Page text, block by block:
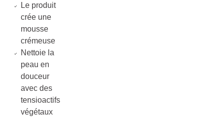
Le produit
crée une
mousse
crémeuse
Nettoie la
peau en
douceur
avec des
tensioactifs
végétaux